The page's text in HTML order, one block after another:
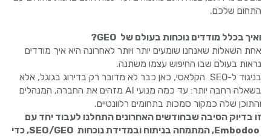
התחום שלכם.
ואיך בכלל מודדים נוכחות בעולם של GEO?
אחת השאלות שאנחנו שומעים יותר ויותר לאחרונה היא איך מודדים
נראות בעולם שבו החיפוש עצמו משתנה.
בניגוד ל-SEO הקלאסי, כאן כבר לא מדובר רק בדירוג בגוגל, אלא
בשאלה רחבה יותר: עד כמה מנועי AI מזהים את החברה, המנהלים
והתוכן שלה כמקור סמכות בתחומים רלוונטיים.
זו בדיוק הסיבה שבחודשים האחרונים התחלנו לעבוד יחד עם
Embodoo, המתמחה בניתוח ובמדידת נוכחות SEO/GEO, כדי